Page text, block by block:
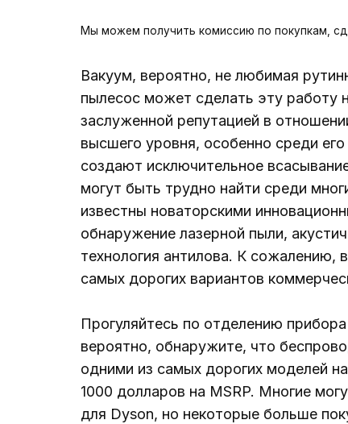
Мы можем получить комиссию по покупкам,
Вакуум, вероятно, не любимая
пылесос может сделать эту работу
заслуженной репутацией в
высшего уровня, особенно среди
создают исключительное
могут быть трудно найти среди
известны новаторскими
обнаружение лазерной пыли,
технология антилова. К
самых дорогих вариантов
Прогуляйтесь по отделению
вероятно, обнаружите, что
одними из самых дорогих моделей
1000 долларов на MSRP. Многие
для Dyson, но некоторые больше